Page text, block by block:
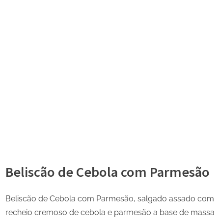
Beliscão de Cebola com Parmesão
Beliscão de Cebola com Parmesão, salgado assado com
recheio cremoso de cebola e parmesão a base de massa